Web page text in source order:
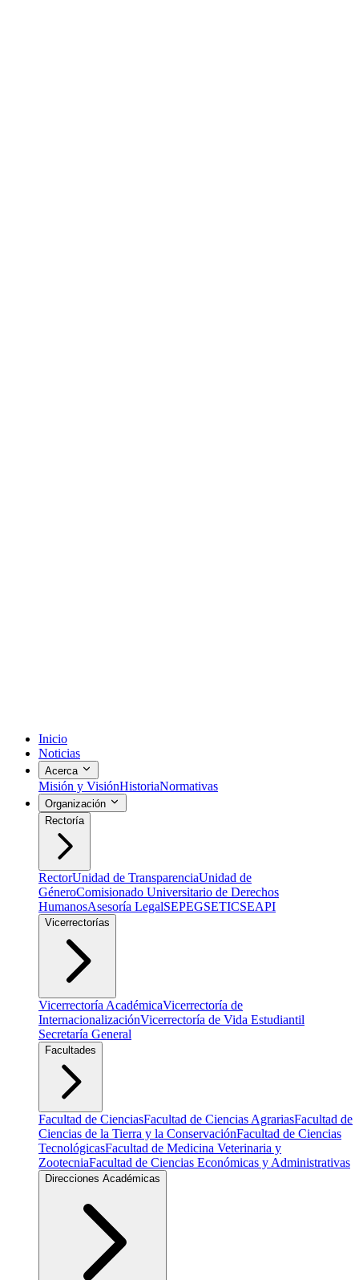
Inicio
Noticias
Acerca
Misión y VisiónHistoriaNormativas
Organización
Rectoría
RectorUnidad de TransparenciaUnidad de
GéneroComisionado Universitario de Derechos
HumanosAsesoría LegalSEPEGSETICSEAPI
Vicerrectorías
Vicerrectoría AcadémicaVicerrectoría de
InternacionalizaciónVicerrectoría de Vida Estudiantil
Secretaría General
Facultades
Facultad de CienciasFacultad de Ciencias AgrariasFacultad de
Ciencias de la Tierra y la ConservaciónFacultad de Ciencias
TecnológicasFacultad de Medicina Veterinaria y
ZootecniaFacultad de Ciencias Económicas y Administrativas
Direcciones Académicas